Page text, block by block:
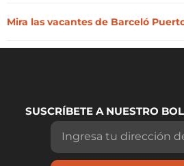
Mira las vacantes de Barceló
SUSCRÍBETE A NUESTRO